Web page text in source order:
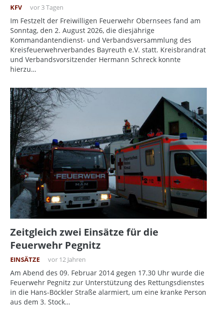
KFV vor 3 Tagen
Im Festzelt der Freiwilligen Feuerwehr Obernsees fand am
Sonntag, den 2. August 2026, die diesjährige
Kommandantendienst- und Verbandsversammlung des
Kreisfeuerwehrverbandes Bayreuth e.V. statt. Kreisbrandrat
und Verbandsvorsitzender Hermann Schreck konnte
hierzu…
Zeitgleich zwei Einsätze für die
Feuerwehr Pegnitz
EINSÄTZE vor 12 Jahren
Am Abend des 09. Februar 2014 gegen 17.30 Uhr wurde die
Feuerwehr Pegnitz zur Unterstützung des Rettungsdienstes
in die Hans-Böckler Straße alarmiert, um eine kranke Person
aus dem 3. Stock…